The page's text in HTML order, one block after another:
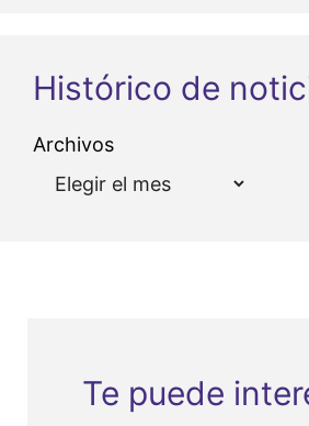
Histórico de
Archivos
Te puede